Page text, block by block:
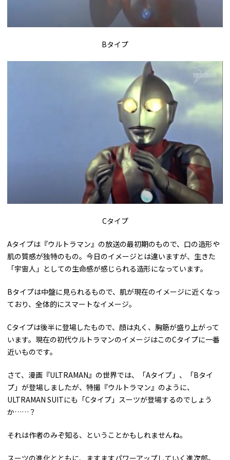
Bタイプ
Cタイプ
Aタイプは『ウルトラマン』の放送の最初期のもので、口の造形や
肌の質感が独特のもの。今日のイメージとは違いますが、生きた
「宇宙人」としての生命感が感じられる造形になっています。
Bタイプは中盤に見られるもので、肌が現在のイメージに近くなっ
ており、全体的にスマートなイメージ。
Cタイプは後半に登場したもので、顔は丸く、胸筋が盛り上がって
います。現在の初代ウルトラマンのイメージはこのCタイプに一番
近いものです。
さて、漫画『ULTRAMAN』の世界では、「Aタイプ」、「Bタイ
プ」が登場しましたが、特撮『ウルトラマン』のように、
ULTRAMAN SUITにも「Cタイプ」スーツが登場するのでしょう
か……？
それは作者のみぞ知る、ということかもしれませんね。